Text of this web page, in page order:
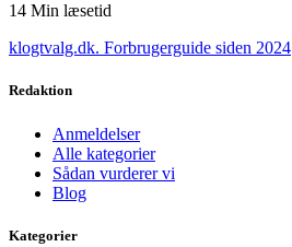
14 Min læsetid
klogtvalg.dk. Forbrugerguide siden 2024
Redaktion
Anmeldelser
Alle kategorier
Sådan vurderer vi
Blog
Kategorier